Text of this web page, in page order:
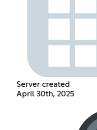
Server created
April 30th, 2025